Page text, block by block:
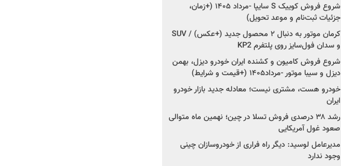
شروع فروش کوییک S سایپا -مرداد ۱۴۰۵ (+زمان،
جزئیات ثبت‌نام و موعد تحویل)
کرمان موتور به دنبال ۲ محصول جدید (+عکس) / SUV
و سدان فول‌سایز روی پلتفرم KP2
شروع فروش کامیون و کشنده ایران خودرو دیزل، بهمن
دیزل و سیبا موتور -مرداد۱۴۰۵ (+قیمت و شرایط)
خودرو هست، مشتری نیست؛ معادله جدید بازار خودرو
ایران
رشد ۳۸ درصدی فروش تسلا در چین؛ نهمین ماه متوالی
صعود غول آمریکایی
مدیرعامل لوسید: دیگر راه فراری از خودروسازان چینی
وجود ندارد